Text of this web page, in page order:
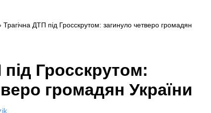
Трагічна ДТП під Гросскрутом: загинуло четверо громадян
Гросскрутом:
громадян України